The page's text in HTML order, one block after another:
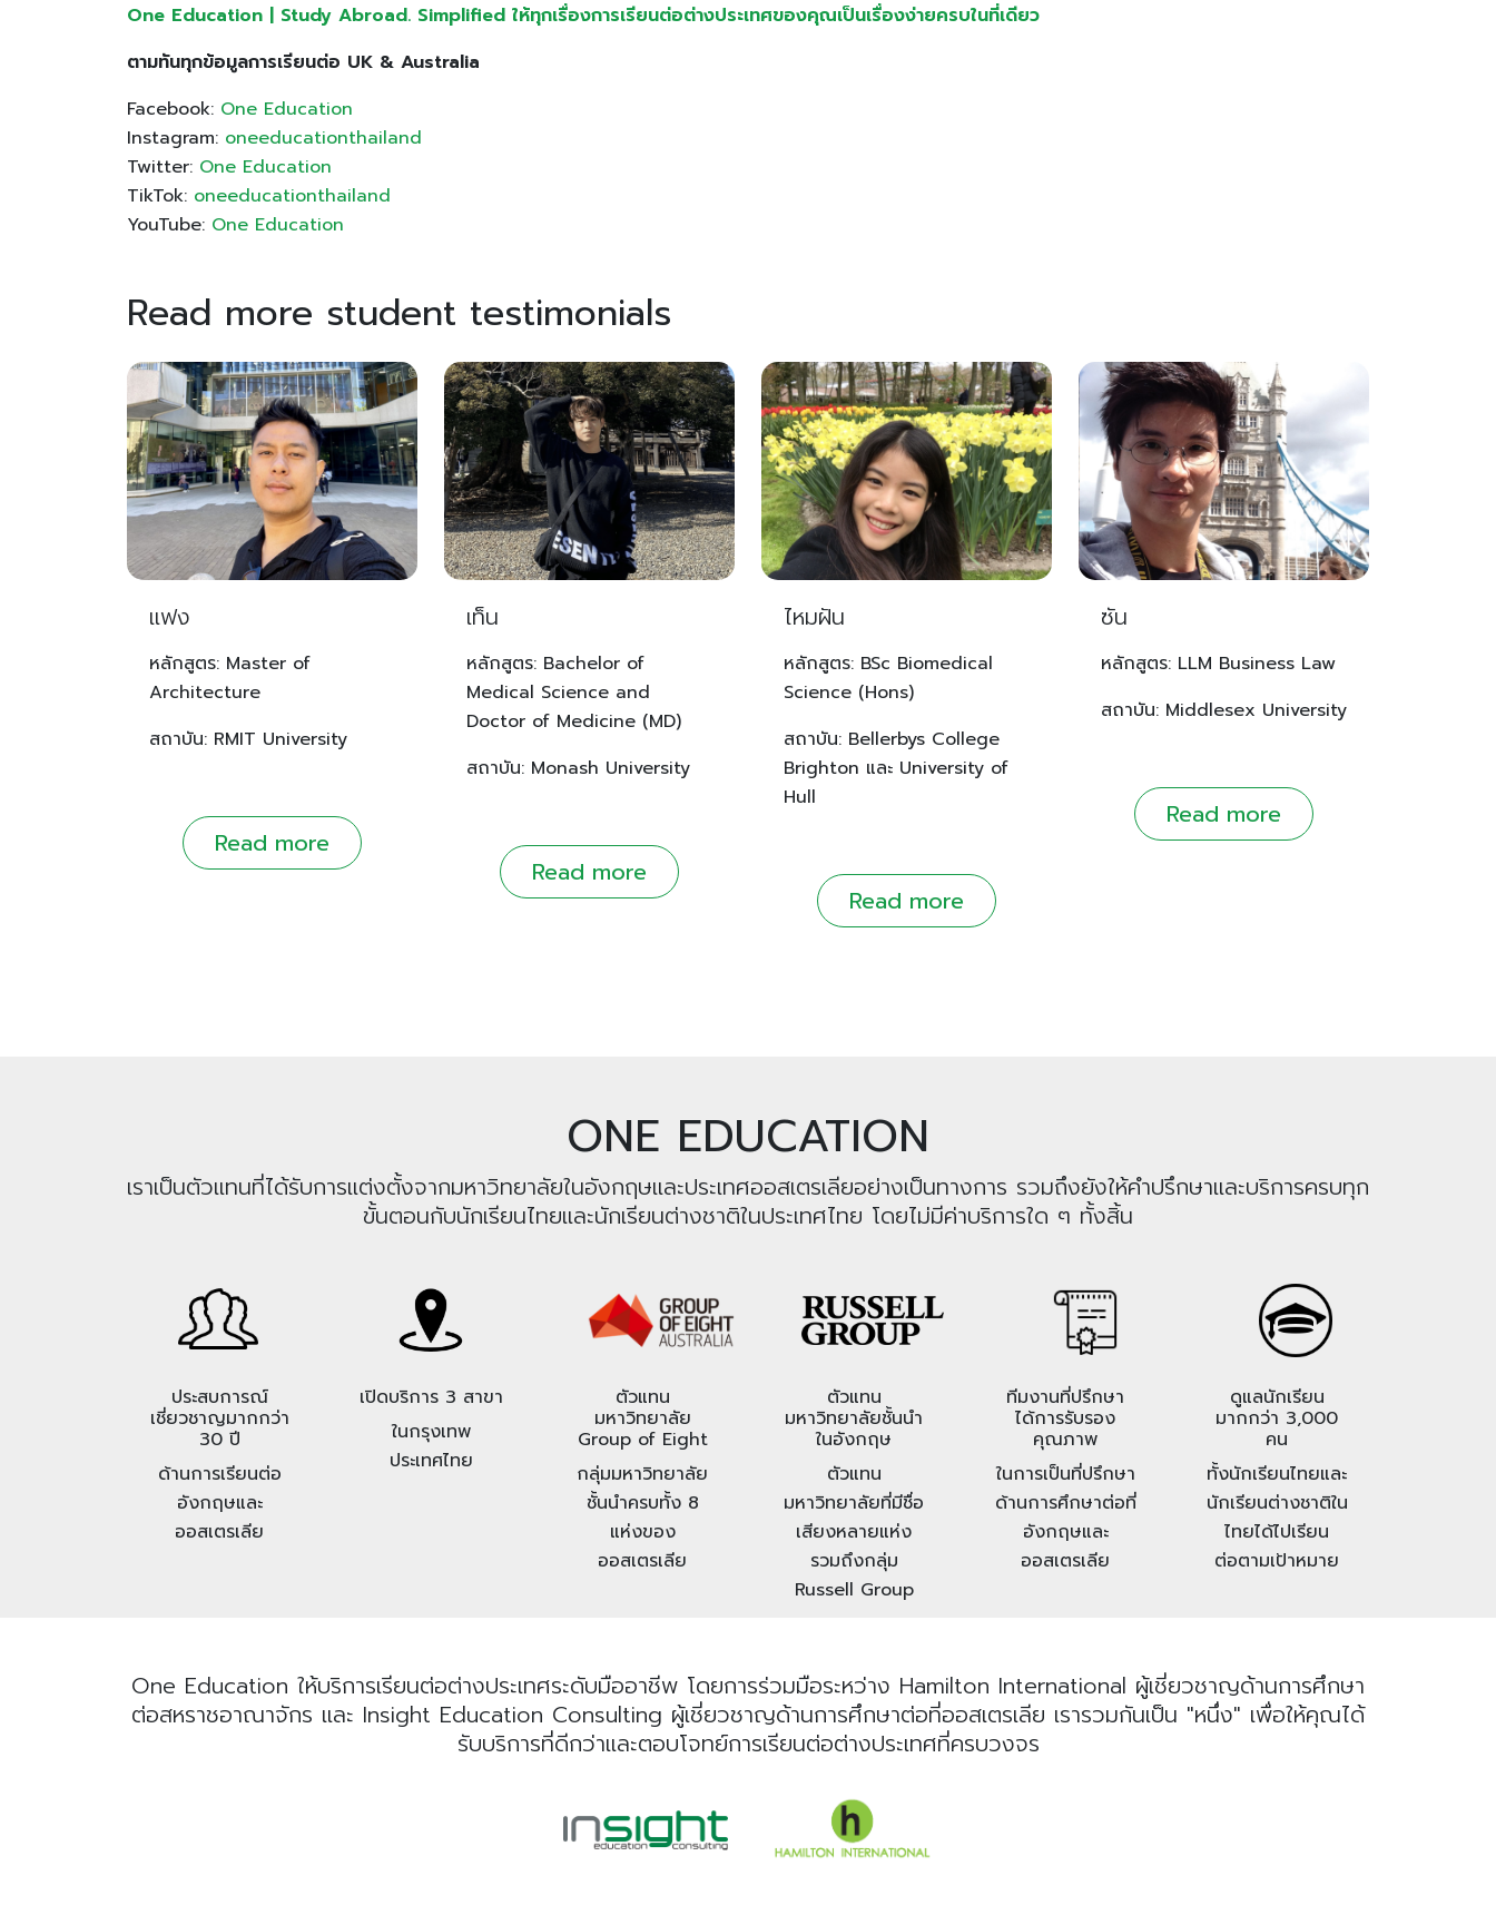
One Education | Study Abroad. Simplified ให้ทุกเรื่องการเรียนต่อต่างประเทศของคุณเป็นเรื่องง่ายครบในที่เดียว
ตามทันทุกข้อมูลการเรียนต่อ UK & Australia
Facebook: One Education
Instagram: oneeducationthailand
Twitter: One Education
TikTok: oneeducationthailand
YouTube: One Education
Read more student testimonials
แฟง
หลักสูตร: Master of
Architecture
สถาบัน: RMIT University
Read more
เท็น
หลักสูตร: Bachelor of
Medical Science and
Doctor of Medicine (MD)
สถาบัน: Monash University
Read more
ไหมฝัน
หลักสูตร: BSc Biomedical
Science (Hons)
สถาบัน: Bellerbys College
Brighton และ University of
Hull
Read more
ซัน
หลักสูตร: LLM Business Law
สถาบัน: Middlesex University
Read more
ONE EDUCATION
เราเป็นตัวแทนที่ได้รับการแต่งตั้งจากมหาวิทยาลัยในอังกฤษและประเทศออสเตรเลียอย่างเป็นทางการ รวมถึงยังให้คำปรึกษาและบริการครบทุก
ขั้นตอนกับนักเรียนไทยและนักเรียนต่างชาติในประเทศไทย โดยไม่มีค่าบริการใด ๆ ทั้งสิ้น
ประสบการณ์
เชี่ยวชาญมากกว่า
30 ปี
ด้านการเรียนต่อ
อังกฤษและ
ออสเตรเลีย
เปิดบริการ 3 สาขา
ในกรุงเทพ
ประเทศไทย
ตัวแทน
มหาวิทยาลัย
Group of Eight
กลุ่มมหาวิทยาลัย
ชั้นนำครบทั้ง 8
แห่งของ
ออสเตรเลีย
ตัวแทน
มหาวิทยาลัยชั้นนำ
ในอังกฤษ
ตัวแทน
มหาวิทยาลัยที่มีชื่อ
เสียงหลายแห่ง
รวมถึงกลุ่ม
Russell Group
ทีมงานที่ปรึกษา
ได้การรับรอง
คุณภาพ
ในการเป็นที่ปรึกษา
ด้านการศึกษาต่อที่
อังกฤษและ
ออสเตรเลีย
ดูแลนักเรียน
มากกว่า 3,000
คน
ทั้งนักเรียนไทยและ
นักเรียนต่างชาติใน
ไทยได้ไปเรียน
ต่อตามเป้าหมาย
One Education ให้บริการเรียนต่อต่างประเทศระดับมืออาชีพ โดยการร่วมมือระหว่าง Hamilton International ผู้เชี่ยวชาญด้านการศึกษา
ต่อสหราชอาณาจักร และ Insight Education Consulting ผู้เชี่ยวชาญด้านการศึกษาต่อที่ออสเตรเลีย เรารวมกันเป็น "หนึ่ง" เพื่อให้คุณได้
รับบริการที่ดีกว่าและตอบโจทย์การเรียนต่อต่างประเทศที่ครบวงจร